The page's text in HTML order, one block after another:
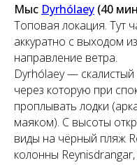
Мыс Dyrhólaey (40
Топовая локация. Тут
аккуратно с выходом
направление ветра.
Dyrhólaey —
через которую при
проплывать лодки
маяком). С высоты
виды на чёрный пляж
колонны